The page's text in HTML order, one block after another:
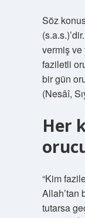
Söz
vermiş ve
faziletli
bir gün
(Nesâî,
Her
“Kim
Allah’tan
tutarsa